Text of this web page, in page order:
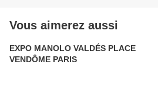
Vous aimerez aussi
EXPO MANOLO VALDÉS PLACE
VENDÔME PARIS